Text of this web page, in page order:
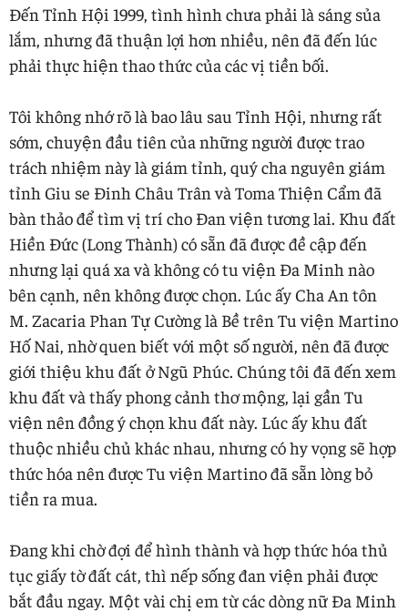
Đến Tỉnh Hội 1999, tình hình chưa phải là sáng sủa
lắm, nhưng đã thuận lợi hơn nhiều, nên đã đến lúc
phải thực hiện thao thức của các vị tiền bối.
Tôi không nhớ rõ là bao lâu sau Tỉnh Hội, nhưng rất
sớm, chuyện đầu tiên của những người được trao
trách nhiệm này là giám tỉnh, quý cha nguyên giám
tỉnh Giu se Đinh Châu Trân và Toma Thiện Cẩm đã
bàn thảo để tìm vị trí cho Đan viện tương lai. Khu đất
Hiền Đức (Long Thành) có sẵn đã được đề cập đến
nhưng lại quá xa và không có tu viện Đa Minh nào
bên cạnh, nên không được chọn. Lúc ấy Cha An tôn
M. Zacaria Phan Tự Cường là Bề trên Tu viện Martino
Hố Nai, nhờ quen biết với một số người, nên đã được
giới thiệu khu đất ở Ngũ Phúc. Chúng tôi đã đến xem
khu đất và thấy phong cảnh thơ mộng, lại gần Tu
viện nên đồng ý chọn khu đất này. Lúc ấy khu đất
thuộc nhiều chủ khác nhau, nhưng có hy vọng sẽ hợp
thức hóa nên được Tu viện Martino đã sẵn lòng bỏ
tiền ra mua.
Đang khi chờ đợi để hình thành và hợp thức hóa thủ
tục giấy tờ đất cát, thì nếp sống đan viện phải được
bắt đầu ngay. Một vài chị em từ các dòng nữ Đa Minh